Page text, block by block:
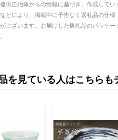
供自治体からの情報に基づき、作成してい
どにより、掲載中に予告なく返礼品の仕
ございます。お届けした返礼品のパッケ
を見ている人はこちらも